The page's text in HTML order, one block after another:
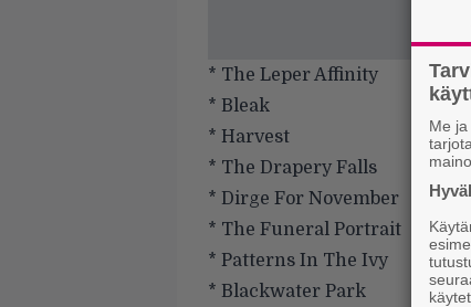
* The Leper Affinity
* Bleak
* Harvest
* The Drapery Falls
* Dirge For November
* The Funeral Portrait
* Patterns In The Ivy
* Blackwater Park
Me